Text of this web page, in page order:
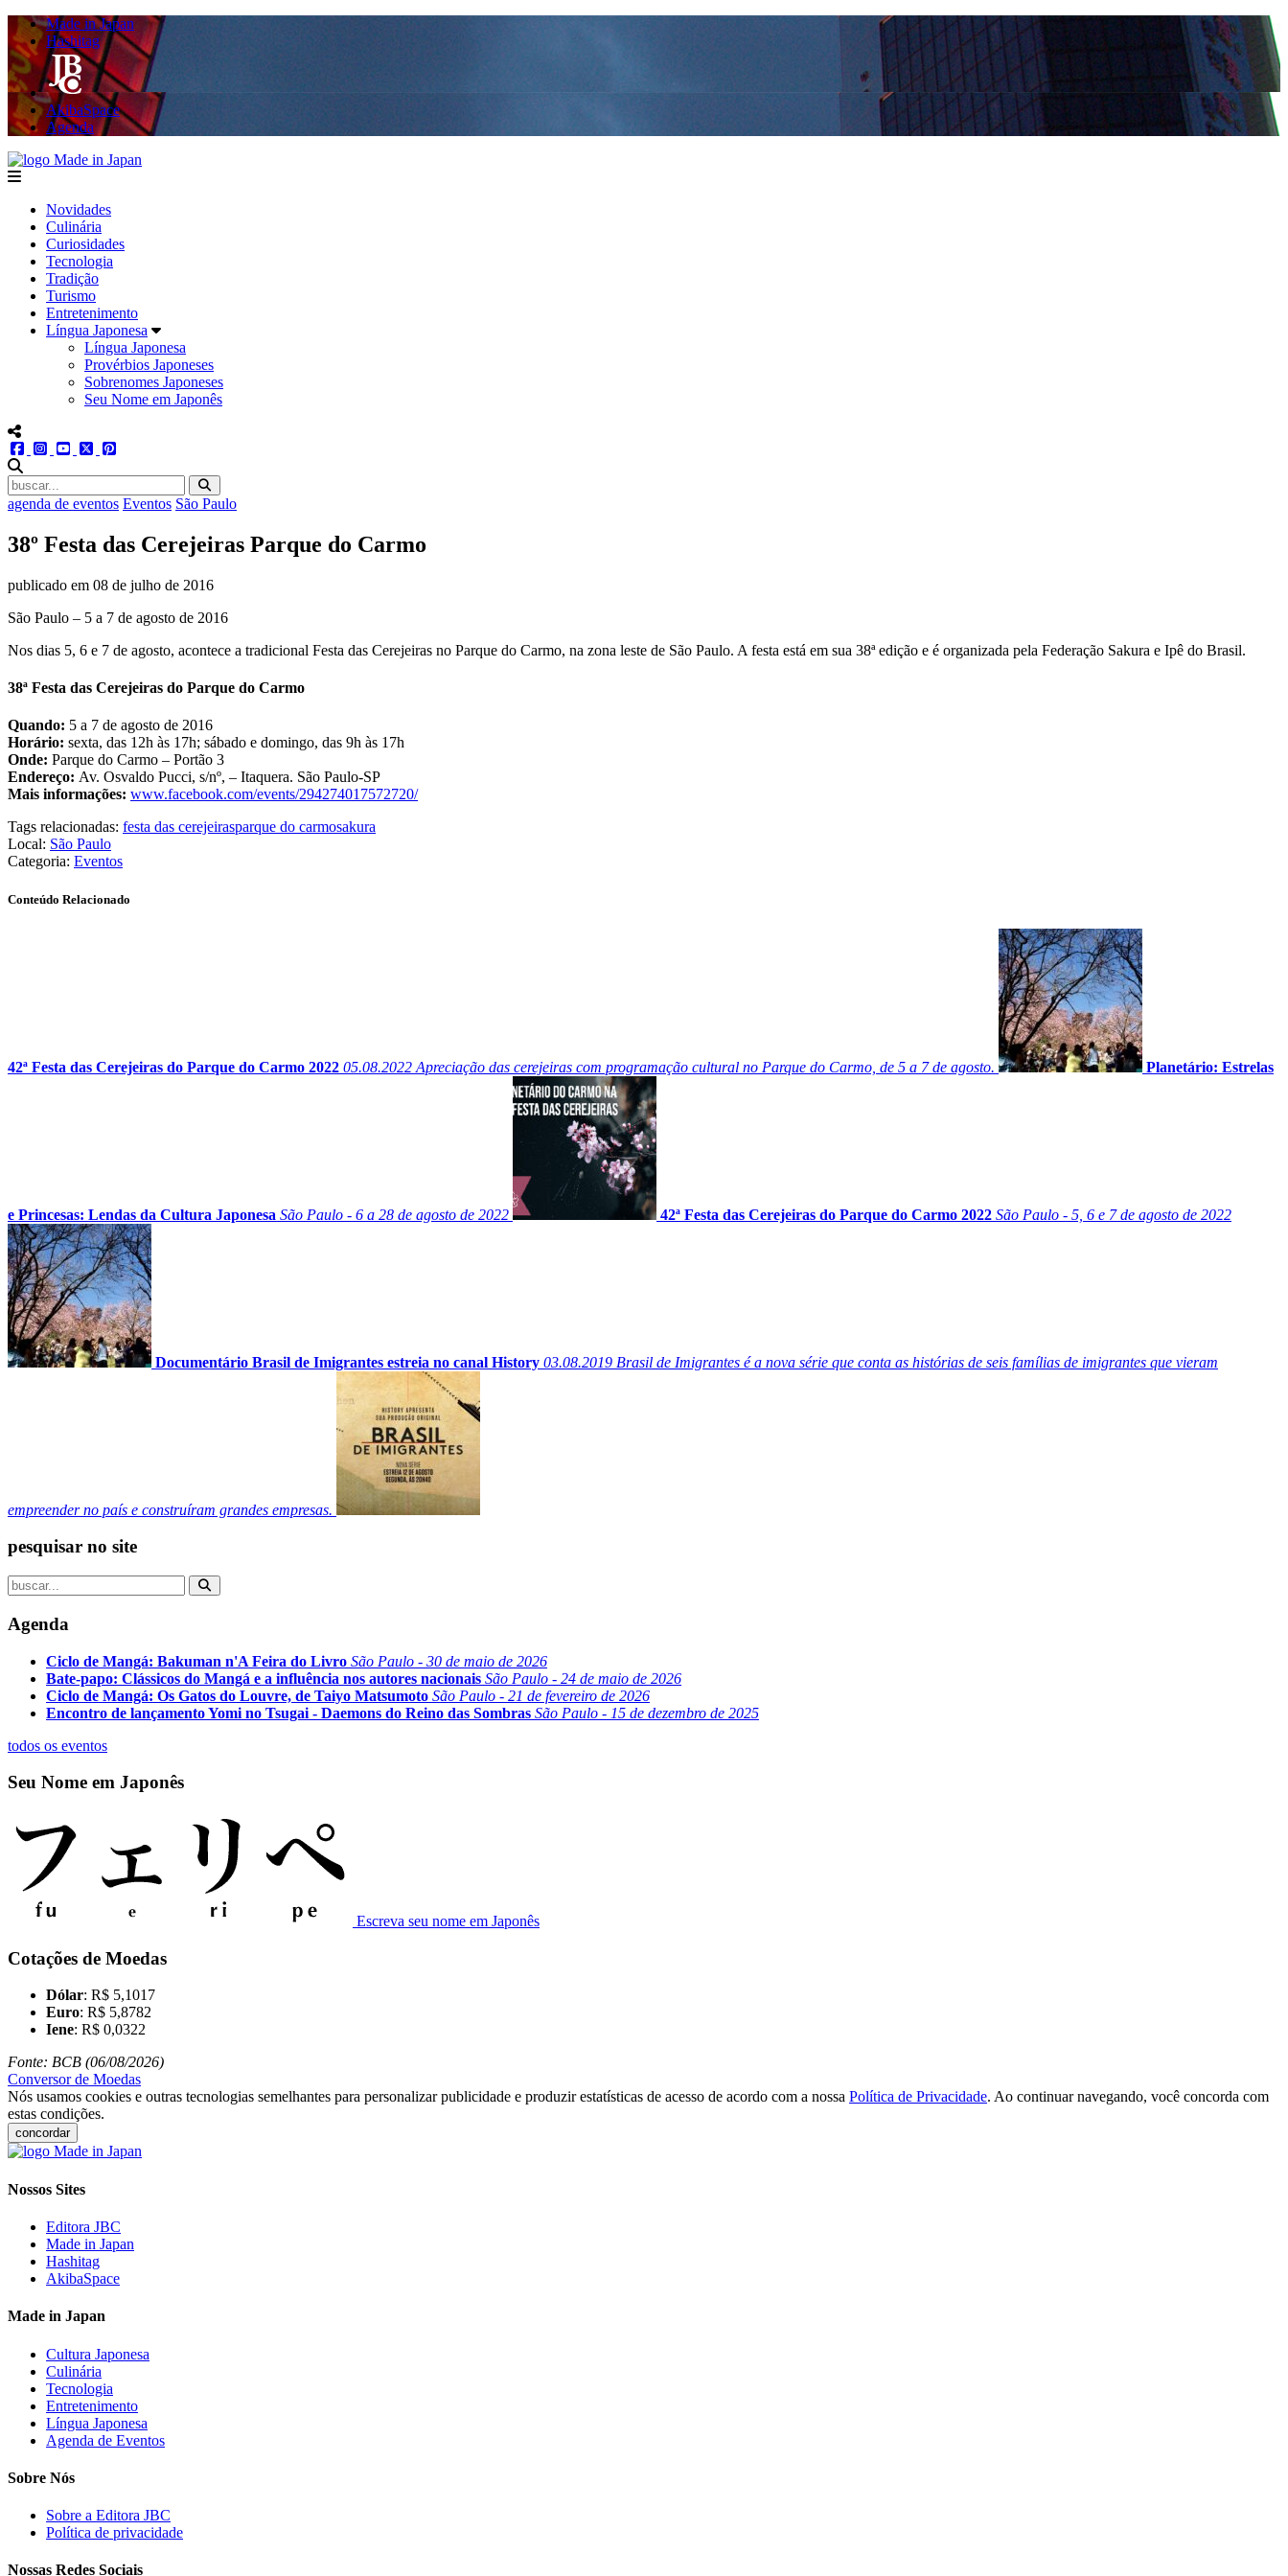
Made in Japan
Hashitag
AkibaSpace
Agenda
menu
Novidades
Culinária
Curiosidades
Tecnologia
Tradição
Turismo
Entretenimento
Língua Japonesa
Língua Japonesa
Provérbios Japoneses
Sobrenomes Japoneses
Seu Nome em Japonês
menu redes social
facebookinstagram
youtube
twitter
agenda de eventos Eventos São Paulo
38º Festa das Cerejeiras Parque do Carmo
publicado em 08 de julho de 2016
São Paulo – 5 a 7 de agosto de 2016
Nos dias 5, 6 e 7 de agosto, acontece a tradicional Festa das Cerejeiras no Parque do Carmo, na zona leste de São Paulo. A festa está em sua 38ª edição e é organizada pela Federação Sakura e Ipê do Brasil.
38ª Festa das Cerejeiras do Parque do Carmo
Quando: 5 a 7 de agosto de 2016
Horário: sexta, das 12h às 17h; sábado e domingo, das 9h às 17h
Onde: Parque do Carmo – Portão 3
Endereço: Av. Osvaldo Pucci, s/nº, – Itaquera. São Paulo-SP
Mais informações: www.facebook.com/events/294274017572720/
Tags relacionadas: festa das cerejeirasparque do carmosakura
Local: São Paulo
Categoria: Eventos
Conteúdo Relacionado
42ª Festa das Cerejeiras do Parque do Carmo 2022 05.08.2022 Apreciação das cerejeiras com programação cultural no Parque do Carmo, de 5 a 7 de agosto. Planetário: Estrelas
e Princesas: Lendas da Cultura Japonesa São Paulo - 6 a 28 de agosto de 2022 42ª Festa das Cerejeiras do Parque do Carmo 2022 São Paulo - 5, 6 e 7 de agosto de 2022
Documentário Brasil de Imigrantes estreia no canal History 03.08.2019 Brasil de Imigrantes é a nova série que conta as histórias de seis famílias de imigrantes que vieram
empreender no país e construíram grandes empresas.
pesquisar no site
Agenda
Ciclo de Mangá: Bakuman n'A Feira do Livro São Paulo - 30 de maio de 2026
Bate-papo: Clássicos do Mangá e a influência nos autores nacionais São Paulo - 24 de maio de 2026
Ciclo de Mangá: Os Gatos do Louvre, de Taiyo Matsumoto São Paulo - 21 de fevereiro de 2026
Encontro de lançamento Yomi no Tsugai - Daemons do Reino das Sombras São Paulo - 15 de dezembro de 2025
todos os eventos
Seu Nome em Japonês
Escreva seu nome em Japonês
Cotações de Moedas
Dólar: R$ 5,1017
Euro: R$ 5,8782
Iene: R$ 0,0322
Fonte: BCB (06/08/2026)
Conversor de Moedas
Nós usamos cookies e outras tecnologias semelhantes para personalizar publicidade e produzir estatísticas de acesso de acordo com a nossa Política de Privacidade. Ao continuar navegando, você concorda com
estas condições.
concordar
Nossos Sites
Editora JBC
Made in Japan
Hashitag
AkibaSpace
Made in Japan
Cultura Japonesa
Culinária
Tecnologia
Entretenimento
Língua Japonesa
Agenda de Eventos
Sobre Nós
Sobre a Editora JBC
Política de privacidade
Nossas Redes Sociais